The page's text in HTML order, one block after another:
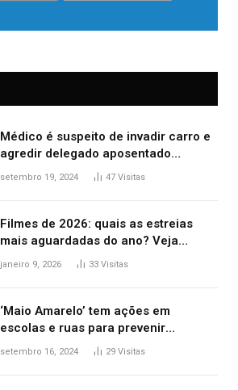
Médico é suspeito de invadir carro e
agredir delegado aposentado
durante confusão no trânsito
setembro 19, 2024 47 Visitas
Filmes de 2026: quais as estreias
mais aguardadas do ano? Veja
principais lançamentos do cinema
janeiro 9, 2026 33 Visitas
‘Maio Amarelo’ tem ações em
escolas e ruas para prevenir
acidentes no trânsito no AP
setembro 16, 2024 29 Visitas